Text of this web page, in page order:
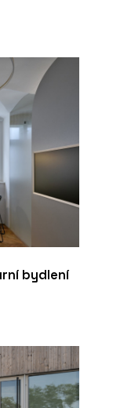
bydlení